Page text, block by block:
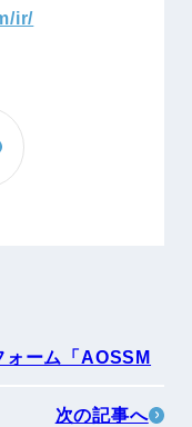
ir/
ォーム「AOSSM
次の記事へ